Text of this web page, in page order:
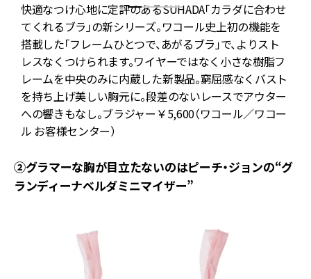
快適なつけ心地に定評のあるSUHADA「カラダに合わせ
てくれるブラ」の新シリーズ。ワコール史上初の機能を
搭載した「フレームひとつで、あがるブラ」で、よりスト
レスなくつけられます。ワイヤーではなく小さな樹脂フ
レームを中央のみに内蔵した新製品。窮屈感なくバスト
を持ち上げ美しい胸元に。段差のないレースでアウター
への響きもなし。ブラジャー￥5,600（ワコール／ワコー
ル お客様センター）
②グラマーな胸が目立たないのはピーチ・ジョンの“グ
ランディーナベルダミニマイザー”